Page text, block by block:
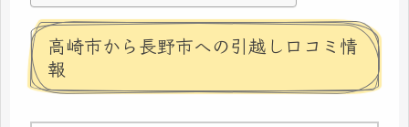
高崎市から長野市への引越し口コミ情
報